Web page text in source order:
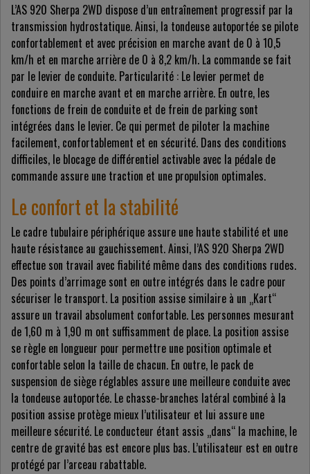
L’AS 920 Sherpa 2WD dispose d’un entraînement progressif par la
transmission hydrostatique. Ainsi, la tondeuse autoportée se pilote
confortablement et avec précision en marche avant de 0 à 10,5
km/h et en marche arrière de 0 à 8,2 km/h. La commande se fait
par le levier de conduite. Particularité : Le levier permet de
conduire en marche avant et en marche arrière. En outre, les
fonctions de frein de conduite et de frein de parking sont
intégrées dans le levier. Ce qui permet de piloter la machine
facilement, confortablement et en sécurité. Dans des conditions
difficiles, le blocage de différentiel activable avec la pédale de
commande assure une traction et une propulsion optimales.
Le confort et la stabilité
Le cadre tubulaire périphérique assure une haute stabilité et une
haute résistance au gauchissement. Ainsi, l’AS 920 Sherpa 2WD
effectue son travail avec fiabilité même dans des conditions rudes.
Des points d’arrimage sont en outre intégrés dans le cadre pour
sécuriser le transport. La position assise similaire à un „Kart“
assure un travail absolument confortable. Les personnes mesurant
de 1,60 m à 1,90 m ont suffisamment de place. La position assise
se règle en longueur pour permettre une position optimale et
confortable selon la taille de chacun. En outre, le pack de
suspension de siège réglables assure une meilleure conduite avec
la tondeuse autoportée. Le chasse-branches latéral combiné à la
position assise protège mieux l’utilisateur et lui assure une
meilleure sécurité. Le conducteur étant assis „dans“ la machine, le
centre de gravité bas est encore plus bas. L’utilisateur est en outre
protégé par l’arceau rabattable.